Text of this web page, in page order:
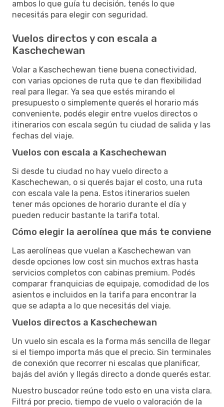
ambos lo que guía tu decisión, tenés lo que
necesitás para elegir con seguridad.
Vuelos directos y con escala a
Kaschechewan
Volar a Kaschechewan tiene buena conectividad,
con varias opciones de ruta que te dan flexibilidad
real para llegar. Ya sea que estés mirando el
presupuesto o simplemente querés el horario más
conveniente, podés elegir entre vuelos directos o
itinerarios con escala según tu ciudad de salida y las
fechas del viaje.
Vuelos con escala a Kaschechewan
Si desde tu ciudad no hay vuelo directo a
Kaschechewan, o si querés bajar el costo, una ruta
con escala vale la pena. Estos itinerarios suelen
tener más opciones de horario durante el día y
pueden reducir bastante la tarifa total.
Cómo elegir la aerolínea que más te conviene
Las aerolíneas que vuelan a Kaschechewan van
desde opciones low cost sin muchos extras hasta
servicios completos con cabinas premium. Podés
comparar franquicias de equipaje, comodidad de los
asientos e incluidos en la tarifa para encontrar la
que se adapta a lo que necesitás del viaje.
Vuelos directos a Kaschechewan
Un vuelo sin escala es la forma más sencilla de llegar
si el tiempo importa más que el precio. Sin terminales
de conexión que recorrer ni escalas que planificar,
bajás del avión y llegás directo a donde querés estar.
Nuestro buscador reúne todo esto en una vista clara.
Filtrá por precio, tiempo de vuelo o valoración de la